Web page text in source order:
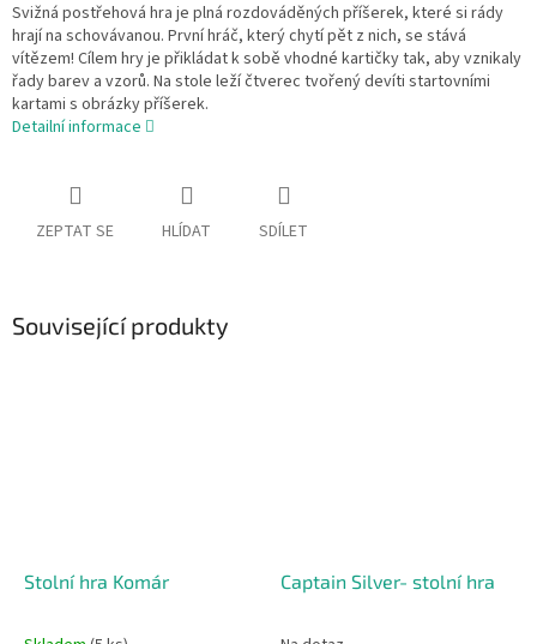
Svižná postřehová hra je plná rozdováděných příšerek, které si rády
hrají na schovávanou. První hráč, který chytí pět z nich, se stává
vítězem! Cílem hry je přikládat k sobě vhodné kartičky tak, aby vznikaly
řady barev a vzorů. Na stole leží čtverec tvořený devíti startovními
kartami s obrázky příšerek.
Detailní informace
ZEPTAT SE HLÍDAT SDÍLET
Související produkty
Stolní hra Komár Captain Silver- stolní hra